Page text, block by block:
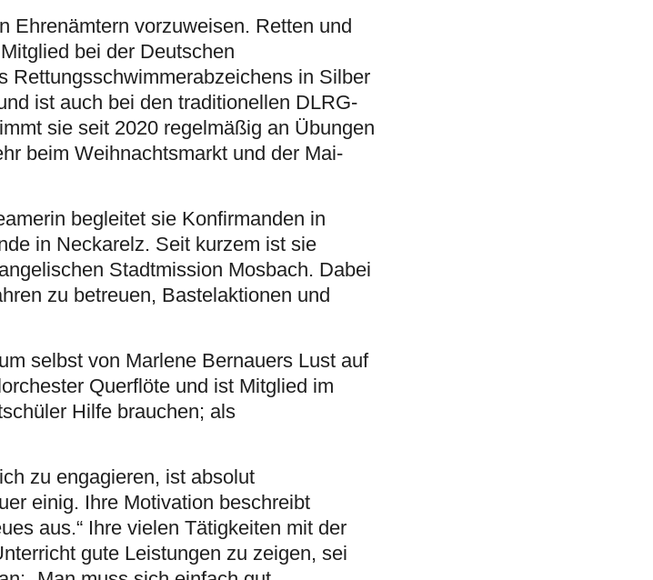
Ehrenämtern vorzuweisen. Retten und
bei der Deutschen
Rettungsschwimmerabzeichens in Silber
ist auch bei den traditionellen DLRG-
sie seit 2020 regelmäßig an Übungen
beim Weihnachtsmarkt und der Mai-
begleitet sie Konfirmanden in
in Neckarelz. Seit kurzem ist sie
Stadtmission Mosbach. Dabei
zu betreuen, Bastelaktionen und
selbst von Marlene Bernauers Lust auf
Querflöte und ist Mitglied im
Hilfe brauchen; als
zu engagieren, ist absolut
einig. Ihre Motivation beschreibt
aus.“ Ihre vielen Tätigkeiten mit der
gute Leistungen zu zeigen, sei